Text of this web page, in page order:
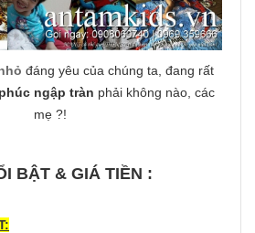
đáng yêu của chúng ta, đang rất
ngập tràn phải không nào, các
mẹ ?!
BẬT & GIÁ TIỀN :